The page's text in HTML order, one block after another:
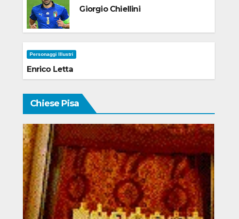
Giorgio Chiellini
Personaggi Illustri
Enrico Letta
Chiese Pisa